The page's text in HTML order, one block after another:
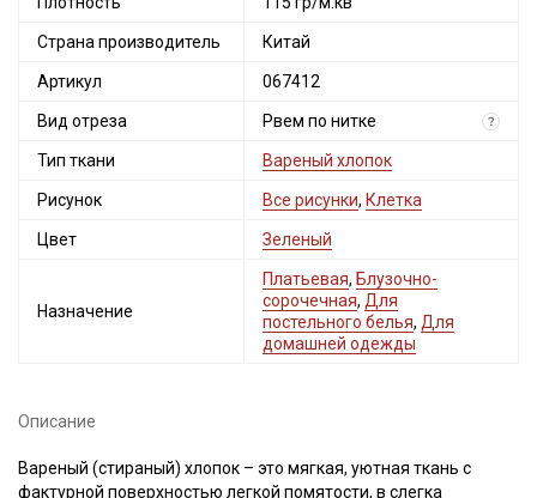
Страна производитель Китай
Артикул 067412
Вид отреза Рвем по нитке ?
Тип ткани Вареный хлопок
Рисунок Все рисунки, Клетка
Цвет Зеленый
Назначение
Платьевая, Блузочно-
сорочечная, Для
постельного белья, Для
домашней одежды
Описание
Вареный (стираный) хлопок – это мягкая, уютная ткань с
фактурной поверхностью легкой помятости, в слегка